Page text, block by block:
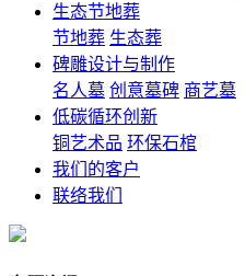
生态节地葬
节地葬 生态葬
碑雕设计与制作
名人墓 创意墓碑 商艺墓
低碳循环创新
铜艺术品 环保石棺
我们的客户
联络我们